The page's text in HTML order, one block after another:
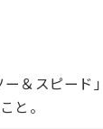
＆スピード
と。